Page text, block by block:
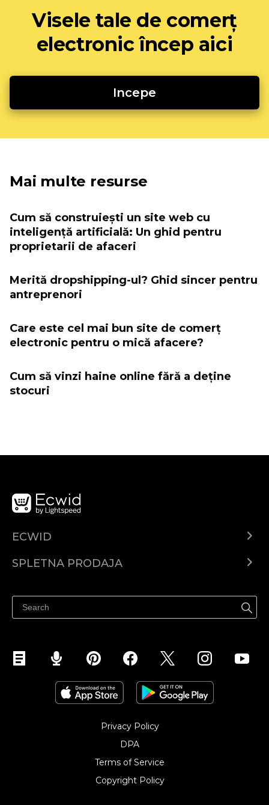
Visele tale de comerț
electronic încep aici
Incepe
Mai multe resurse
Cum să construiești un site web cu
inteligență artificială: Un ghid pentru
proprietarii de afaceri
Merită dropshipping-ul? Ghid sincer pentru
antreprenori
Care este cel mai bun site de comerț
electronic pentru o mică afacere?
Cum să vinzi haine online fără a deține
stocuri
ECWID
SPLETNA PRODAJA
Prodaja na Instagramu
Privacy Policy
DPA
Terms of Service
Copyright Policy‎